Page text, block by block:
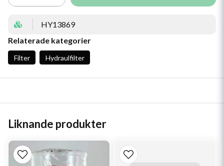
HY13869
Relaterade kategorier
Filter Hydraulfilter
Liknande produkter